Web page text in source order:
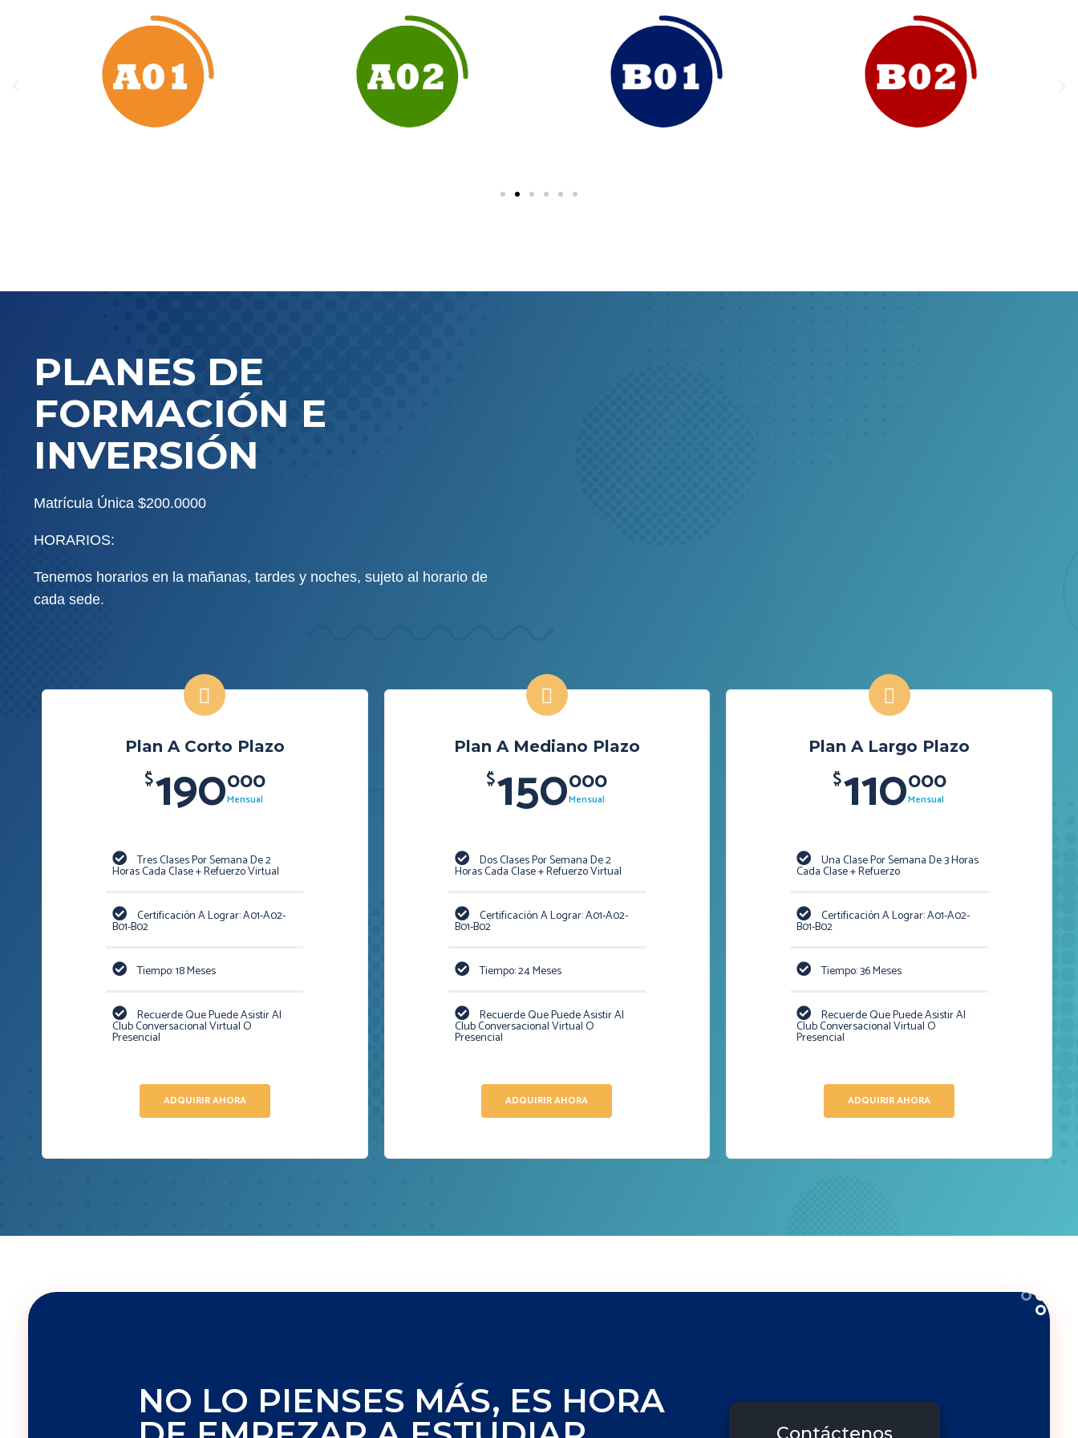
PLANES DE
FORMACIÓN E
INVERSIÓN
Matrícula Única $200.0000
HORARIOS:
Tenemos horarios en la mañanas, tardes y noches, sujeto al horario de
cada sede.
Plan A Corto Plazo
$190000
Mensual
Tres Clases Por Semana De 2
Horas Cada Clase + Refuerzo Virtual
Certificación A Lograr: A01-A02-
B01-B02
Tiempo: 18 Meses
Recuerde Que Puede Asistir Al
Club Conversacional Virtual O
Presencial
ADQUIRIR AHORA
Plan A Mediano Plazo
$150000
Mensual
Dos Clases Por Semana De 2
Horas Cada Clase + Refuerzo Virtual
Certificación A Lograr: A01-A02-
B01-B02
Tiempo: 24 Meses
Recuerde Que Puede Asistir Al
Club Conversacional Virtual O
Presencial
ADQUIRIR AHORA
Plan A Largo Plazo
$110000
Mensual
Una Clase Por Semana De 3 Horas
Cada Clase + Refuerzo
Certificación A Lograr: A01-A02-
B01-B02
Tiempo: 36 Meses
Recuerde Que Puede Asistir Al
Club Conversacional Virtual O
Presencial
ADQUIRIR AHORA
NO LO PIENSES MÁS, ES HORA
Contáctenos